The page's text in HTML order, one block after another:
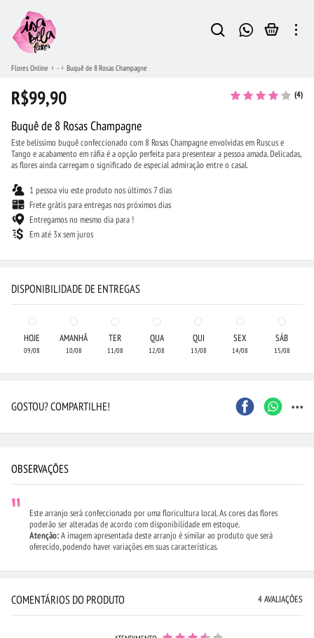
Flores Online - Buquê de 8 Rosas Champagne
R$99,90 (4)
Buquê de 8 Rosas Champagne
Este belíssimo buquê confeccionado com 8 Rosas Champagne envolvidas em Ruscus e
Tango e acabamento em ráfia é a opção perfeita para presentear a pessoa amada. Delicadas,
as flores ainda carregam o significado de especial admiração entre o casal.
1 pessoa viu este produto nos últimos 7 dias
Frete grátis para entregas nos próximos dias
Entregamos no mesmo dia para !
Em até 3x sem juros
DISPONIBILIDADE DE ENTREGAS
HOJE
09/08
AMANHÃ
10/08
TER
11/08
QUA
12/08
QUI
13/08
SEX
14/08
SÁB
15/08
GOSTOU? COMPARTILHE! ...
OBSERVAÇÕES
Este arranjo será confeccionado por uma floricultura local. As cores das flores
poderão ser alteradas de acordo com disponibilidade em estoque.
Atenção:A imagem apresentada deste arranjo é similar ao produto que será
oferecido, podendo haver variações em suas características.
COMENTÁRIOS DO PRODUTO 4 AVALIAÇÕES